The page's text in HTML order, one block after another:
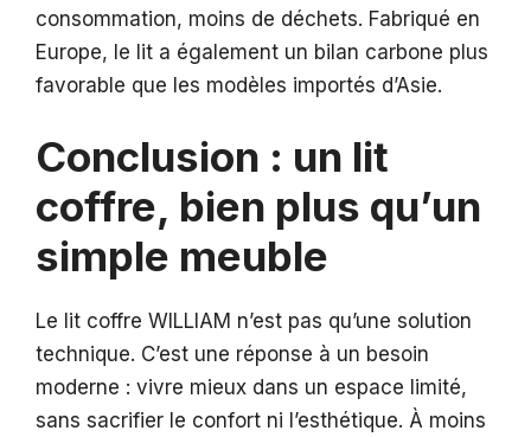
consommation, moins de déchets. Fabriqué en
Europe, le lit a également un bilan carbone plus
favorable que les modèles importés d’Asie.
Conclusion : un lit
coffre, bien plus qu’un
simple meuble
Le lit coffre WILLIAM n’est pas qu’une solution
technique. C’est une réponse à un besoin
moderne : vivre mieux dans un espace limité,
sans sacrifier le confort ni l’esthétique. À moins